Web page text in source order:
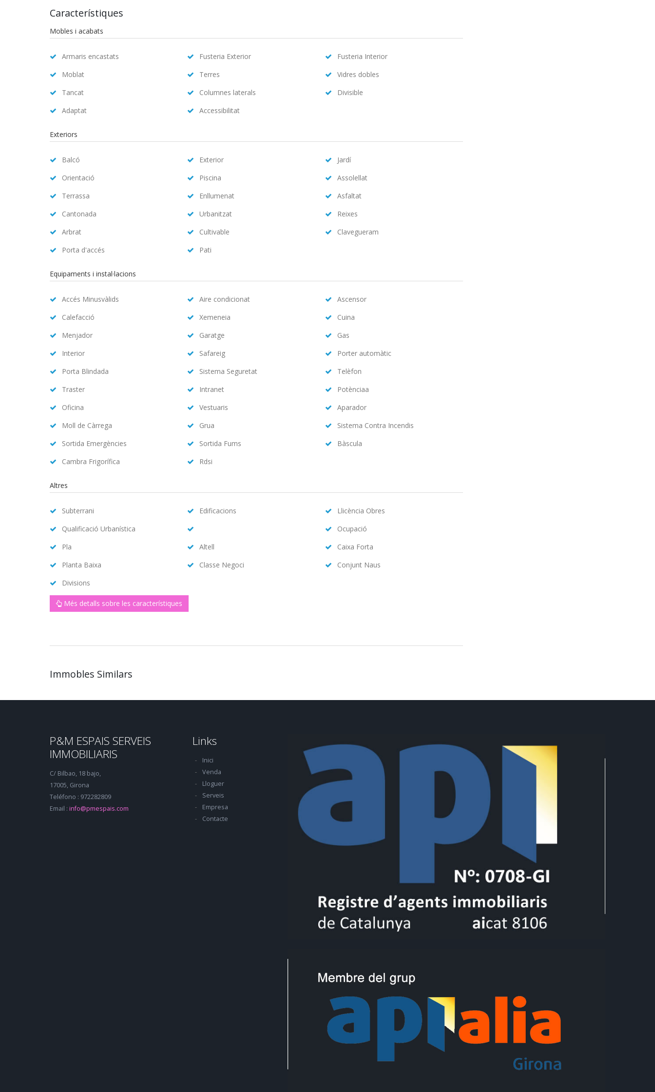
Característiques
Mobles i acabats
Armaris encastats Fusteria Exterior
Fusteria Interior
Moblat
Terres
Vidres dobles
Tancat
Columnes laterals
Divisible
Adaptat
Accessibilitat
Exteriors
Balcó Exterior
Jardí
Orientació
Piscina
Assolellat
Terrassa
Enllumenat
Asfaltat
Cantonada
Urbanitzat
Reixes
Arbrat
Cultivable
Clavegueram
Porta d'accés
Pati
Equipaments i instal·lacions
Accés Minusvàlids Aire condicionat
Ascensor
Calefacció
Xemeneia
Cuina
Menjador
Garatge
Gas
Interior
Safareig
Porter automàtic
Porta Blindada
Sistema Seguretat
Telèfon
Traster
Intranet
Potènciaa
Oficina
Vestuaris
Aparador
Moll de Càrrega
Grua
Sistema Contra Incendis
Sortida Emergències
Sortida Fums
Bàscula
Cambra Frigorífica
Rdsi
Altres
Subterrani Edificacions
Llicència Obres
Qualificació Urbanística
Ocupació
Pla
Altell
Caixa Forta
Planta Baixa
Classe Negoci
Conjunt Naus
Divisions
Més detalls sobre les característiques
Immobles Similars
P&M ESPAIS SERVEIS
IMMOBILIARIS
C/ Bilbao, 18 bajo,
17005, Girona
Teléfono : 972282809
Email : info@pmespais.com
Links
Inici
Venda
Lloguer
Serveis
Empresa
Contacte